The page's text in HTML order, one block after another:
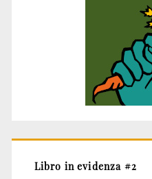
Libro in evidenza #2